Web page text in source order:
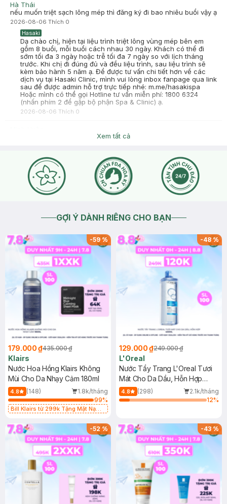
Hà Thái
nếu muốn triệt sạch lông mép thì đăng ký đi bao nhiêu buổi vậy ạ
2026-08-06 Thích 0
Hasaki
Dạ chào chị, hiện tại liệu trình triệt lông vùng mép bên em
gồm 8 buổi, mỗi buổi cách nhau 30 ngày. Khách có thể đi
sớm tối đa 3 ngày hoặc trễ tối đa 7 ngày so với lịch tháng
trước. Khi chị đi đúng đủ và đều liệu trình, sau liệu trình sẽ
kèm bảo hành 5 năm ạ. Để được tư vấn chi tiết hơn về các
dịch vụ tại Hasaki Clinic, mình vui lòng inbox fanpage qua link
sau để được admin hỗ trợ trực tiếp nhé: m.me/hasakispa
Hoặc mình có thể gọi Hotline tư vấn miễn phí: 1800 6324
(nhấn phím 2 để gặp bộ phận Spa & Clinic) ạ.
2026-08-06 Thích 0
Hasaki
Dạ chào bạn, hiện tại Hasaki có chi nhánh triệt lông ở địa chỉ
393 Lê Duẩn Đà Nẵng ạ Dạ, để được tư vấn chi tiết hơn về
các dịch vụ tại phòng khám, bạn vui lòng nhấn vào mục Chat
với chúng tôi để được admin hỗ trợ trực tiếp ngay nhé Hotline
tư vấn: 1800 6324 – Nhấn phím 2 (Miễn phí) để gặp bộ phận
Thích0
Xem tất cả
GỢI Ý DÀNH RIÊNG CHO BẠN
-59%
179.000 ₫435.000 ₫
Klairs
Nước Hoa Hồng Klairs Không
Mùi Cho Da Nhạy Cảm 180ml
4.8 (148)
1.8k/tháng
99%
Bill Klairs từ 299k Tặng Mặt Nạ
25ml (SL Có Hạn)
-48%
129.000 ₫249.000 ₫
L'Oreal
Nước Tẩy Trang L'Oreal Tươi
Mát Cho Da Dầu, Hỗn Hợp
400ml
4.8 (298)
2.1k/tháng
12%
-52% -43%